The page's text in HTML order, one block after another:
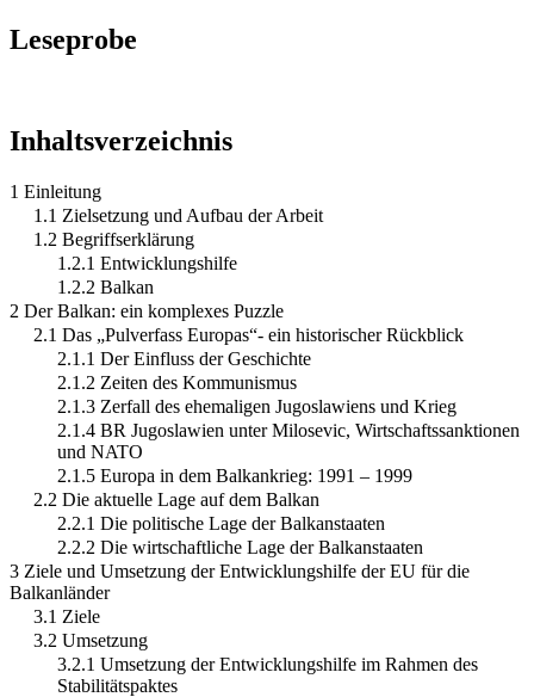
Leseprobe
Inhaltsverzeichnis
1 Einleitung
1.1 Zielsetzung und Aufbau der Arbeit
1.2 Begriffserklärung
1.2.1 Entwicklungshilfe
1.2.2 Balkan
2 Der Balkan: ein komplexes Puzzle
2.1 Das „Pulverfass Europas“- ein historischer Rückblick
2.1.1 Der Einfluss der Geschichte
2.1.2 Zeiten des Kommunismus
2.1.3 Zerfall des ehemaligen Jugoslawiens und Krieg
2.1.4 BR Jugoslawien unter Milosevic, Wirtschaftssanktionen
und NATO
2.1.5 Europa in dem Balkankrieg: 1991 – 1999
2.2 Die aktuelle Lage auf dem Balkan
2.2.1 Die politische Lage der Balkanstaaten
2.2.2 Die wirtschaftliche Lage der Balkanstaaten
3 Ziele und Umsetzung der Entwicklungshilfe der EU für die
Balkanländer
3.1 Ziele
3.2 Umsetzung
3.2.1 Umsetzung der Entwicklungshilfe im Rahmen des
Stabilitätspaktes